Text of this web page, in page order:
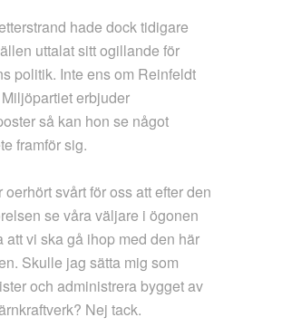
hade dock tidigare
uttalat sitt ogillande för
politik. Inte ens om Reinfeldt
erbjuder
så kan hon se något
framför sig.
oerhört svårt för oss att efter den
se våra väljare i ögonen
att vi ska gå ihop med den här
Skulle jag sätta mig som
och administrera bygget av
Nej tack.